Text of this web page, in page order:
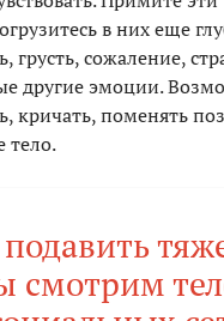
в них еще
грусть, сожаление,
другие эмоции.
кричать, поменять
тело.